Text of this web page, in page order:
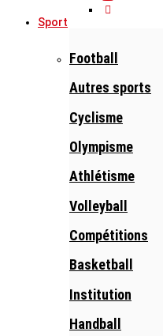
Sport
Football
Autres sports
Cyclisme
Olympisme
Athlétisme
Volleyball
Compétitions
Basketball
Institution
Handball